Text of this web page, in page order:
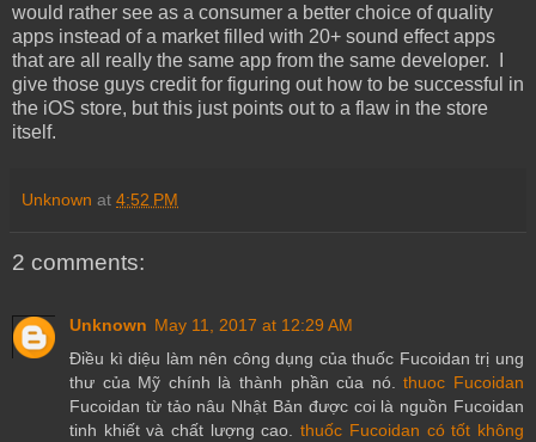
would rather see as a consumer a better choice of quality
apps instead of a market filled with 20+ sound effect apps
that are all really the same app from the same developer. I
give those guys credit for figuring out how to be successful in
the iOS store, but this just points out to a flaw in the store
itself.
Unknown at 4:52 PM
2 comments:
Unknown May 11, 2017 at 12:29 AM
Điều kì diệu làm nên công dụng của thuốc Fucoidan trị ung
thư của Mỹ chính là thành phần của nó.thuoc Fucoidan
Fucoidan từ tảo nâu Nhật Bản được coi là nguồn Fucoidan
tinh khiết và chất lượng cao.thuốc Fucoidan có tốt không